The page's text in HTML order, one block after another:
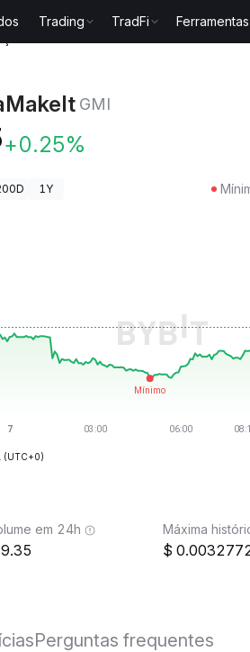
Trading TradFi Ferramentas
GMI
+0.25%
1Y
(UTC+0)
em 24h
9.35
Máxima
Perguntas frequentes